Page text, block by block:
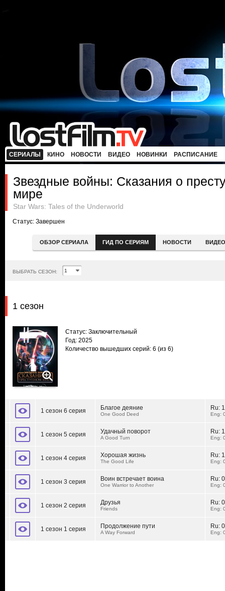
СЕРИАЛЫ КИНО НОВОСТИ ВИДЕО НОВИНКИ РАСПИСАНИЕ
Звездные войны: Сказания о
мире
Star Wars: Tales of the Underworld
Статус: Завершен
ОБЗОР СЕРИАЛА ГИД ПО СЕРИЯМ НОВОСТИ ВИДЕО
ВЫБРАТЬ СЕЗОН:
1 сезон
Статус: Заключительный
Год: 2025
Количество вышедших серий: 6 (из 6)
1 сезон 6 серия Благое деяние
One Good Deed
Ru:
Eng:
1 сезон 5 серия Удачный поворот
A Good Turn
Ru:
Eng:
1 сезон 4 серия Хорошая жизнь
The Good Life
Ru:
Eng:
1 сезон 3 серия Воин встречает воина
One Warrior to Another
Ru:
Eng:
1 сезон 2 серия Друзья
Friends
Ru:
Eng:
1 сезон 1 серия Продолжение пути
A Way Forward
Ru:
Eng: